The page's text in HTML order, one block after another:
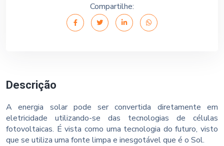
Descrição
A energia solar pode ser convertida diretamente em
eletricidade utilizando-se das tecnologias de células
fotovoltaicas. É vista como uma tecnologia do futuro, visto
que se utiliza uma fonte limpa e inesgotável que é o Sol.
Compartilhe: